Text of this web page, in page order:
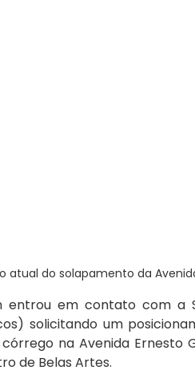
atual do solapamento da
entrou em contato com a
solicitando um
na Avenida Ernesto
de Belas Artes.